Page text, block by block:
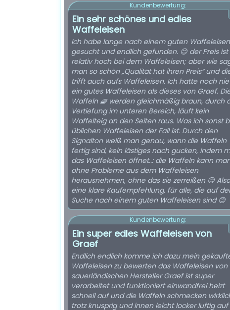
Kundenbewertung:
Ein sehr schönes und edles
Waffeleisen
Ich habe lange nach einem guten Waffeleisen
gesucht und endlich gefunden. 😊 der Preis ist
relativ hoch bei dem Waffeleisen; aber wie
man so schön „Qualität hat ihren Preis“ und
trifft auch aufs Waffeleisen. Ich hatte noch
ein gutes Waffeleisen als dieses von Graef.
Waffeln 🧇 werden gleichmäßig braun, durch
Vertiefung im unteren Bereich, läuft kein
Waffelteig an den Seiten raus. Was ich sonst
üblichen Waffeleisen der Fall ist. Durch den
Signalton weiß man genau, wann die Waffeln
fertig sind, kein lästiges nach gucken, indem
das Waffeleisen öffnet..: die Waffeln kann
ohne Probleme aus dem Waffeleisen
herausnehmen, ohne das sie zerreißen 😊 Also
eine klare Kaufempfehlung, für alle, die auf
Suche nach einem guten Waffeleisen sind 😊
Kundenbewertung:
Ein super edles Waffeleisen von
Graef
Endlich endlich komme ich dazu mein
Waffeleisen zu bewerten das Waffeleisen von
sauerländischen Hersteller Graef ist super
verarbeitet und funktioniert einwandfrei heizt
schnell auf und die Waffeln schmecken
trotz knusprig und innen leicht locker luftig auf